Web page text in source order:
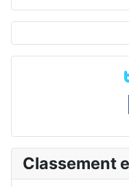
Classement